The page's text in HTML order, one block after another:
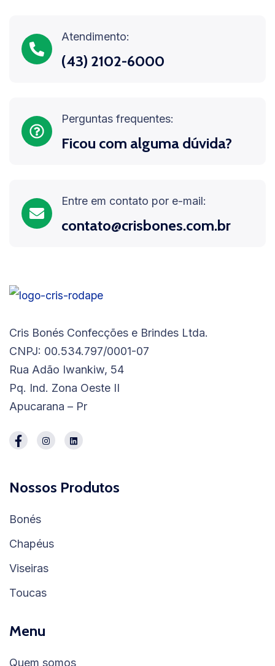
Atendimento:
(43) 2102-6000
Perguntas frequentes:
Ficou com alguma dúvida?
Entre em contato por e-mail:
contato@crisbones.com.br
Cris Bonés Confecções e Brindes Ltda.
CNPJ: 00.534.797/0001-07
Rua Adão Iwankiw, 54
Pq. Ind. Zona Oeste II
Apucarana – Pr
Nossos Produtos
Bonés
Chapéus
Viseiras
Toucas
Menu
Quem somos